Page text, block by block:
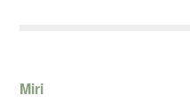
Miri